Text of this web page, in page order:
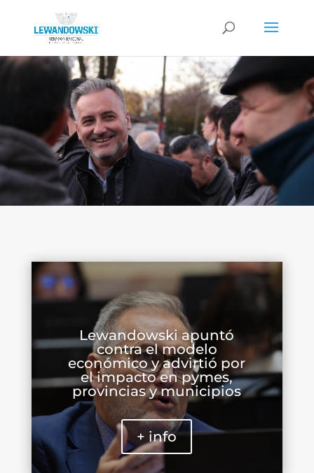
Lewandowski apuntó
contra el modelo
económico y advirtió por
el impacto en pymes,
provincias y municipios
+ info